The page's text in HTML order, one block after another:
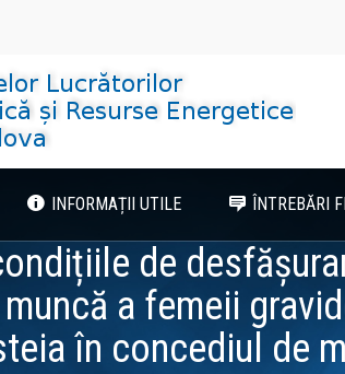
INFORMAȚII UTILE ÎNTREBĂRI
de
a femeii
în concediul de